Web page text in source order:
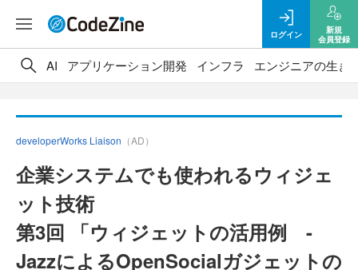
ログイン
新規
会員登録
AI アプリケーション開発 インフラ エンジニアの生き
developerWorks Liaison （AD）
企業システムでも使われるウィジェ
ット技術
第3回 「ウィジェットの活用例 -
JazzによるOpenSocialガジェットの